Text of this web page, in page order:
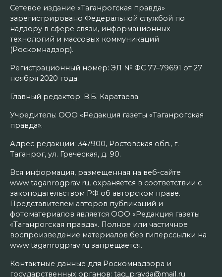
Сетевое издание «Таганрогская правда»
зарегистрировано Федеральной службой по
надзору в сфере связи, информационных
технологий и массовых коммуникаций
(Роскомнадзор).
Регистрационный номер: ЭЛ № ФС 77–79691 от 27
ноября 2020 года.
Главный редактор: В.Б. Каратаева.
Учредитель: ООО «Редакция газеты «Таганрогская
правда».
Адрес редакции: 347900, Ростовская обл., г.
Таганрог, ул. Греческая, д. 90.
Вся информация, размещенная на веб-сайте
www.taganrogprav.ru, охраняется в соответствии с
законодательством РФ об авторском праве.
Представителем авторов публикаций и
фотоматериалов является ООО «Редакция газеты
«Таганрогская правда». Полное или частичное
воспроизведение материалов без гиперссылки на
www.taganrogprav.ru запрещается.
Контактные данные для Роскомнадзора и
государственных органов: tag_pravda@mail.ru